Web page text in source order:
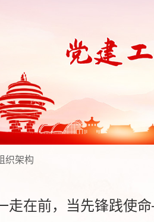
织架构
走在前，当先锋践使